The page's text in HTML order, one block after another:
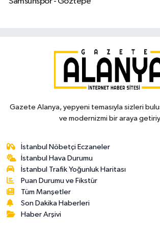
Gazete Alanya, yepyeni temasıyla sizleri
ve modernizmi bir araya
İstanbul Nöbetçi Eczaneler
İstanbul Hava Durumu
İstanbul Trafik Yoğunluk Haritası
Puan Durumu ve Fikstür
Tüm Manşetler
Son Dakika Haberleri
Haber Arşivi